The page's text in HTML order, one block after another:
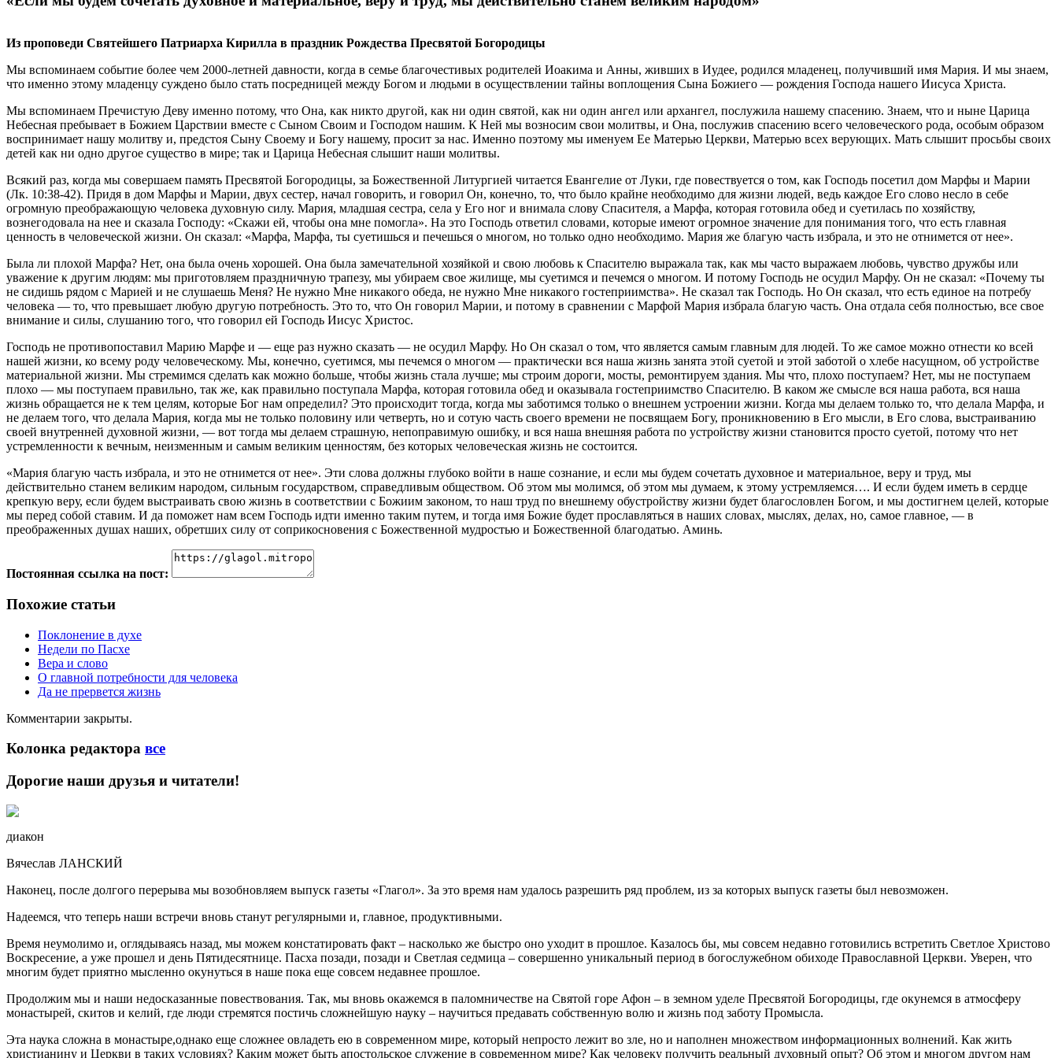
Из проповеди Святейшего Патриарха Кирилла в праздник Рождества Пресвятой Богородицы
Мы вспоминаем событие более чем 2000-летней давности, когда в семье благочестивых родителей Иоакима и Анны, живших в Иудее, родился младенец, получивший имя Мария. И мы знаем,
что именно этому младенцу суждено было стать посредницей между Богом и людьми в осуществлении тайны воплощения Сына Божиего — рождения Господа нашего Иисуса Христа.
Мы вспоминаем Пречистую Деву именно потому, что Она, как никто другой, как ни один святой, как ни один ангел или архангел, послужила нашему спасению. Знаем, что и ныне Царица
Небесная пребывает в Божием Царствии вместе с Сыном Своим и Господом нашим. К Ней мы возносим свои молитвы, и Она, послужив спасению всего человеческого рода, особым образом
воспринимает нашу молитву и, предстоя Сыну Своему и Богу нашему, просит за нас. Именно поэтому мы именуем Ее Матерью Церкви, Матерью всех верующих. Мать слышит просьбы своих
детей как ни одно другое существо в мире; так и Царица Небесная слышит наши молитвы.
Всякий раз, когда мы совершаем память Пресвятой Богородицы, за Божественной Литургией читается Евангелие от Луки, где повествуется о том, как Господь посетил дом Марфы и Марии
(Лк. 10:38-42). Придя в дом Марфы и Марии, двух сестер, начал говорить, и говорил Он, конечно, то, что было крайне необходимо для жизни людей, ведь каждое Его слово несло в себе
огромную преображающую человека духовную силу. Мария, младшая сестра, села у Его ног и внимала слову Спасителя, а Марфа, которая готовила обед и суетилась по хозяйству,
вознегодовала на нее и сказала Господу: «Скажи ей, чтобы она мне помогла». На это Господь ответил словами, которые имеют огромное значение для понимания того, что есть главная
ценность в человеческой жизни. Он сказал: «Марфа, Марфа, ты суетишься и печешься о многом, но только одно необходимо. Мария же благую часть избрала, и это не отнимется от нее».
Была ли плохой Марфа? Нет, она была очень хорошей. Она была замечательной хозяйкой и свою любовь к Спасителю выражала так, как мы часто выражаем любовь, чувство дружбы или
уважение к другим людям: мы приготовляем праздничную трапезу, мы убираем свое жилище, мы суетимся и печемся о многом. И потому Господь не осудил Марфу. Он не сказал: «Почему ты
не сидишь рядом с Марией и не слушаешь Меня? Не нужно Мне никакого обеда, не нужно Мне никакого гостеприимства». Не сказал так Господь. Но Он сказал, что есть единое на потребу
человека — то, что превышает любую другую потребность. Это то, что Он говорил Марии, и потому в сравнении с Марфой Мария избрала благую часть. Она отдала себя полностью, все свое
внимание и силы, слушанию того, что говорил ей Господь Иисус Христос.
Господь не противопоставил Марию Марфе и — еще раз нужно сказать — не осудил Марфу. Но Он сказал о том, что является самым главным для людей. То же самое можно отнести ко всей
нашей жизни, ко всему роду человеческому. Мы, конечно, суетимся, мы печемся о многом — практически вся наша жизнь занята этой суетой и этой заботой о хлебе насущном, об устройстве
материальной жизни. Мы стремимся сделать как можно больше, чтобы жизнь стала лучше; мы строим дороги, мосты, ремонтируем здания. Мы что, плохо поступаем? Нет, мы не поступаем
плохо — мы поступаем правильно, так же, как правильно поступала Марфа, которая готовила обед и оказывала гостеприимство Спасителю. В каком же смысле вся наша работа, вся наша
жизнь обращается не к тем целям, которые Бог нам определил? Это происходит тогда, когда мы заботимся только о внешнем устроении жизни. Когда мы делаем только то, что делала Марфа, и
не делаем того, что делала Мария, когда мы не только половину или четверть, но и сотую часть своего времени не посвящаем Богу, проникновению в Его мысли, в Его слова, выстраиванию
своей внутренней духовной жизни, — вот тогда мы делаем страшную, непоправимую ошибку, и вся наша внешняя работа по устройству жизни становится просто суетой, потому что нет
устремленности к вечным, неизменным и самым великим ценностям, без которых человеческая жизнь не состоится.
«Мария благую часть избрала, и это не отнимется от нее». Эти слова должны глубоко войти в наше сознание, и если мы будем сочетать духовное и материальное, веру и труд, мы
действительно станем великим народом, сильным государством, справедливым обществом. Об этом мы молимся, об этом мы думаем, к этому устремляемся…. И если будем иметь в сердце
крепкую веру, если будем выстраивать свою жизнь в соответствии с Божиим законом, то наш труд по внешнему обустройству жизни будет благословлен Богом, и мы достигнем целей, которые
мы перед собой ставим. И да поможет нам всем Господь идти именно таким путем, и тогда имя Божие будет прославляться в наших словах, мыслях, делах, но, самое главное, — в
преображенных душах наших, обретших силу от соприкосновения с Божественной мудростью и Божественной благодатью. Аминь.
Постоянная ссылка на пост:
Похожие статьи
Поклонение в духе
Недели по Пасхе
Вера и слово
О главной потребности для человека
Да не прервется жизнь
Комментарии закрыты.
Колонка редактора все
Дорогие наши друзья и читатели!
диакон
Вячеслав ЛАНСКИЙ
Наконец, после долгого перерыва мы возобновляем выпуск газеты «Глагол». За это время нам удалось разрешить ряд проблем, из за которых выпуск газеты был невозможен.
Надеемся, что теперь наши встречи вновь станут регулярными и, главное, продуктивными.
Время неумолимо и, оглядываясь назад, мы можем констатировать факт – насколько же быстро оно уходит в прошлое. Казалось бы, мы совсем недавно готовились встретить Светлое Христово
Воскресение, а уже прошел и день Пятидесятнице. Пасха позади, позади и Светлая седмица – совершенно уникальный период в богослужебном обиходе Православной Церкви. Уверен, что
многим будет приятно мысленно окунуться в наше пока еще совсем недавнее прошлое.
Продолжим мы и наши недосказанные повествования. Так, мы вновь окажемся в паломничестве на Святой горе Афон – в земном уделе Пресвятой Богородицы, где окунемся в атмосферу
монастырей, скитов и келий, где люди стремятся постичь сложнейшую науку – научиться предавать собственную волю и жизнь под заботу Промысла.
Эта наука сложна в монастыре,однако еще сложнее овладеть ею в современном мире, который непросто лежит во зле, но и наполнен множеством информационных волнений. Как жить
христианину и Церкви в таких условиях? Каким может быть апостольское служение в современном мире? Как человеку получить реальный духовный опыт? Об этом и многом другом нам